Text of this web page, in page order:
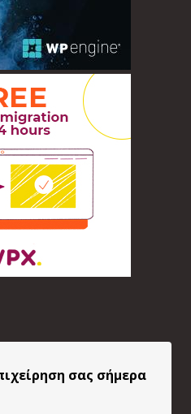
σας σήμερα